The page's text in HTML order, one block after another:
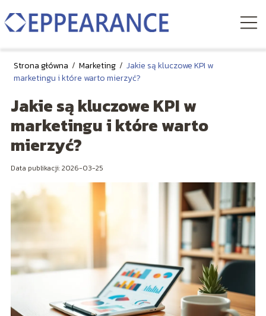
Strona główna / Marketing / Jakie są kluczowe KPI w
marketingu i które warto mierzyć?
Jakie są kluczowe KPI w
marketingu i które warto
mierzyć?
Data publikacji: 2026-03-25